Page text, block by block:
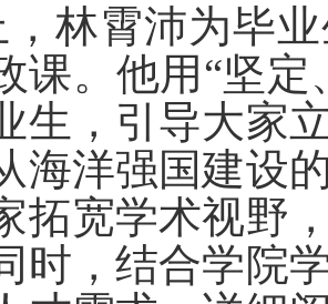
林霄沛为毕
课。他用“坚
生，引导大家
海洋强国建设
拓宽学术视野
时，结合学院